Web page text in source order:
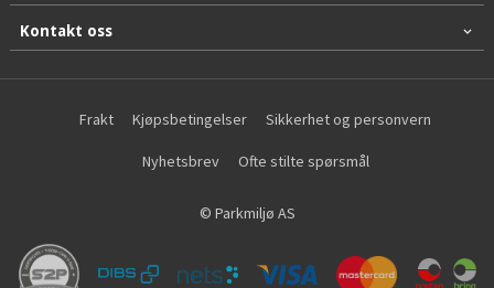
Kontakt oss
Frakt Kjøpsbetingelser Sikkerhet og personvern
Nyhetsbrev Ofte stilte spørsmål
© Parkmiljø AS